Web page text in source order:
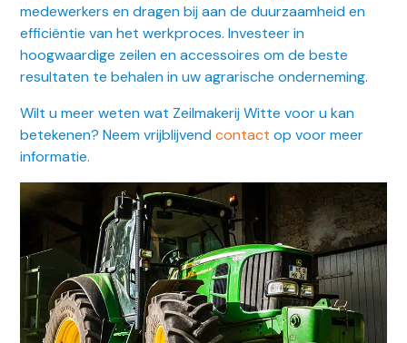
medewerkers en dragen bij aan de duurzaamheid en
efficiëntie van het werkproces. Investeer in
hoogwaardige zeilen en accessoires om de beste
resultaten te behalen in uw agrarische onderneming.
Wilt u meer weten wat Zeilmakerij Witte voor u kan
betekenen? Neem vrijblijvendcontactop voor meer
informatie.